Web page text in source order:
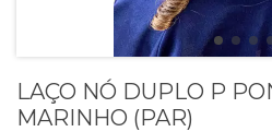
LAÇO NÓ DUPLO P
MARINHO (PAR)